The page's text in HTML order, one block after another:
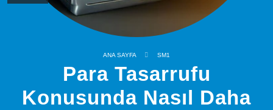
ANA SAYFA SM1
Para Tasarrufu
Konusunda Nasıl Daha